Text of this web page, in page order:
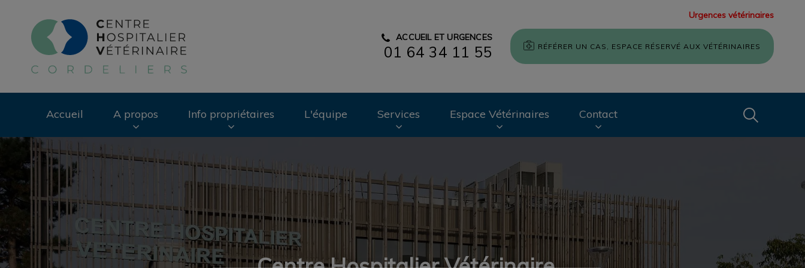
Urgences vétérinaires
ACCUEIL ET URGENCES
01 64 34 11 55 RÉFÉRER UN CAS, ESPACE RÉSERVÉ AUX VÉTÉRINAIRES
Accueil A propos Info propriétaires L'équipe Services Espace Vétérinaires Contact
Recherche